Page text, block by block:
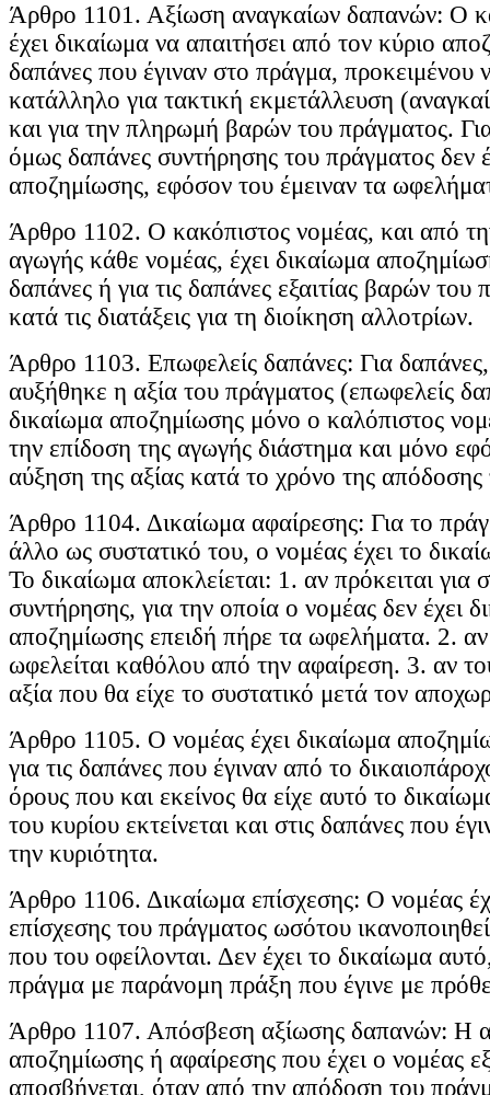
Άρθρο 1101. Αξίωση αναγκαίων δαπανών: Ο
έχει δικαίωμα να απαιτήσει από τον κύριο
δαπάνες που έγιναν στο πράγμα, προκειμένου
κατάλληλο για τακτική εκμετάλλευση
και για την πληρωμή βαρών του πράγματος.
όμως δαπάνες συντήρησης του πράγματος δεν
αποζημίωσης, εφόσον του έμειναν τα
Άρθρο 1102. Ο κακόπιστος νομέας, και από
αγωγής κάθε νομέας, έχει δικαίωμα
δαπάνες ή για τις δαπάνες εξαιτίας βαρών του
κατά τις διατάξεις για τη διοίκηση αλλοτρίων.
Άρθρο 1103. Επωφελείς δαπάνες: Για δαπάνες,
αυξήθηκε η αξία του πράγματος (επωφελείς
δικαίωμα αποζημίωσης μόνο ο καλόπιστος
την επίδοση της αγωγής διάστημα και μόνο
αύξηση της αξίας κατά το χρόνο της
Άρθρο 1104. Δικαίωμα αφαίρεσης: Για το
άλλο ως συστατικό του, ο νομέας έχει το
Το δικαίωμα αποκλείεται: 1. αν πρόκειται για
συντήρησης, για την οποία ο νομέας δεν έχει
αποζημίωσης επειδή πήρε τα ωφελήματα. 2.
ωφελείται καθόλου από την αφαίρεση. 3. αν
αξία που θα είχε το συστατικό μετά τον
Άρθρο 1105. Ο νομέας έχει δικαίωμα
για τις δαπάνες που έγιναν από το
όρους που και εκείνος θα είχε αυτό το
του κυρίου εκτείνεται και στις δαπάνες που
την κυριότητα.
Άρθρο 1106. Δικαίωμα επίσχεσης: Ο νομέας
επίσχεσης του πράγματος ωσότου
που του οφείλονται. Δεν έχει το δικαίωμα
πράγμα με παράνομη πράξη που έγινε με
Άρθρο 1107. Απόσβεση αξίωσης δαπανών: Η
αποζημίωσης ή αφαίρεσης που έχει ο νομέας
αποσβήνεται, όταν από την απόδοση του